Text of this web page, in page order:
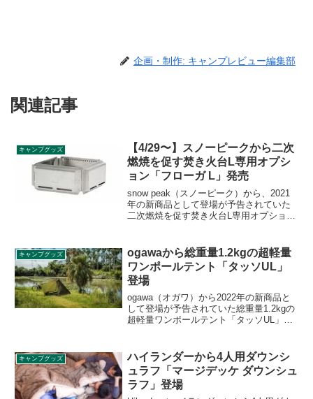
企画・制作: キャンプレビュー編集部
関連記事
キャンプグッズ
【4/29〜】スノーピークから二次
燃焼を促す焚き火台L専用オプシ
ョン「フローガ L」発売
snow peak（スノーピーク）から、2021
年の新商品として登場が予告されていた
二次燃焼を促す焚き火台L専用オプション
販売されます。詳細をレビューします。
キャンプグッズ
ogawaから総重量1.2kgの超軽量
ワンポールテント「タッソUL」
登場
ogawa（オガワ）から2022年の新商品と
して登場が予告されていた総重量1.2kgの
超軽量ワンポールテント「タッソUL」が
も使えるワンポールテントです。詳細を
レビューします。
キャンプグッズ
ハイランダーから4人用ダウンシ
ュラフ「マージデッケ ダウンシュ
ラフ」登場